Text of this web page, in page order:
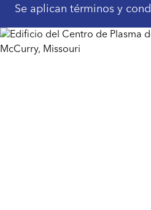
Se aplican términos y